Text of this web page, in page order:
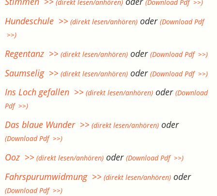
(direkt lesen/anhören) (Download Pdf >>)
Hundeschule >> (direkt lesen/anhören) oder(Download Pdf
>>)
Regentanz >> (direkt lesen/anhören) oder(Download Pdf >>)
Saumselig >> (direkt lesen/anhören) oder(Download Pdf >>)
Ins Loch gefallen >> (direkt lesen/anhören) oder(Download
Pdf >>)
Das blaue Wunder >> (direkt lesen/anhören) oder
(Download Pdf >>)
Ooz >> (direkt lesen/anhören) oder(Download Pdf >>)
Fahrspurumwidmung >> (direkt lesen/anhören) oder
(Download Pdf >>)